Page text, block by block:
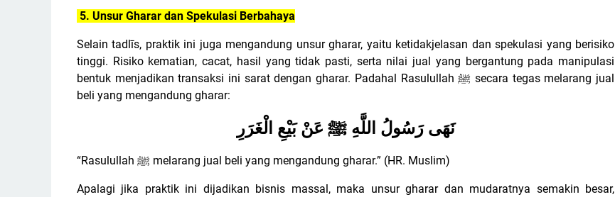
5. Unsur Gharar dan Spekulasi Berbahaya
Selain tadlīs, praktik ini juga mengandung unsur gharar, yaitu ketidakjelasan dan spekulasi yang berisiko
tinggi. Risiko kematian, cacat, hasil yang tidak pasti, serta nilai jual yang bergantung pada manipulasi
bentuk menjadikan transaksi ini sarat dengan gharar. Padahal Rasulullahﷺ secara tegas melarang jual
beli yang mengandung gharar:
نَهَى رَسُولُ اللَّهِ ﷺ عَنْ بَيْعِ الْغَرَرِ
“Rasulullah ﷺ melarang jual beli yang mengandung gharar.” (HR. Muslim)
Apalagi jika praktik ini dijadikan bisnis massal, maka unsur gharar dan mudaratnya semakin besar,